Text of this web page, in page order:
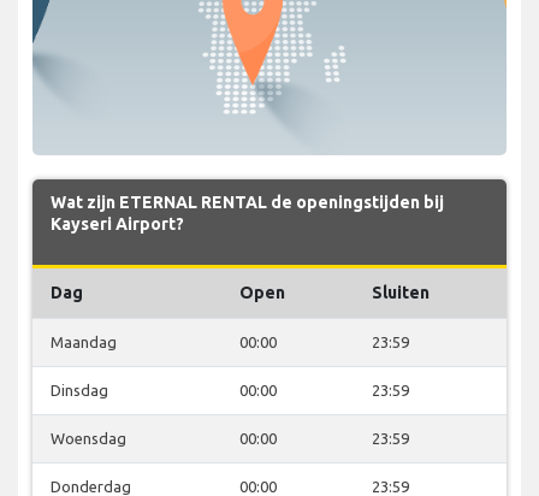
Wat zijn ETERNAL RENTAL de openingstijden bij
Kayseri Airport?
Dag Open Sluiten
Maandag 00:00 23:59
Dinsdag 00:00 23:59
Woensdag 00:00 23:59
Donderdag 00:00 23:59